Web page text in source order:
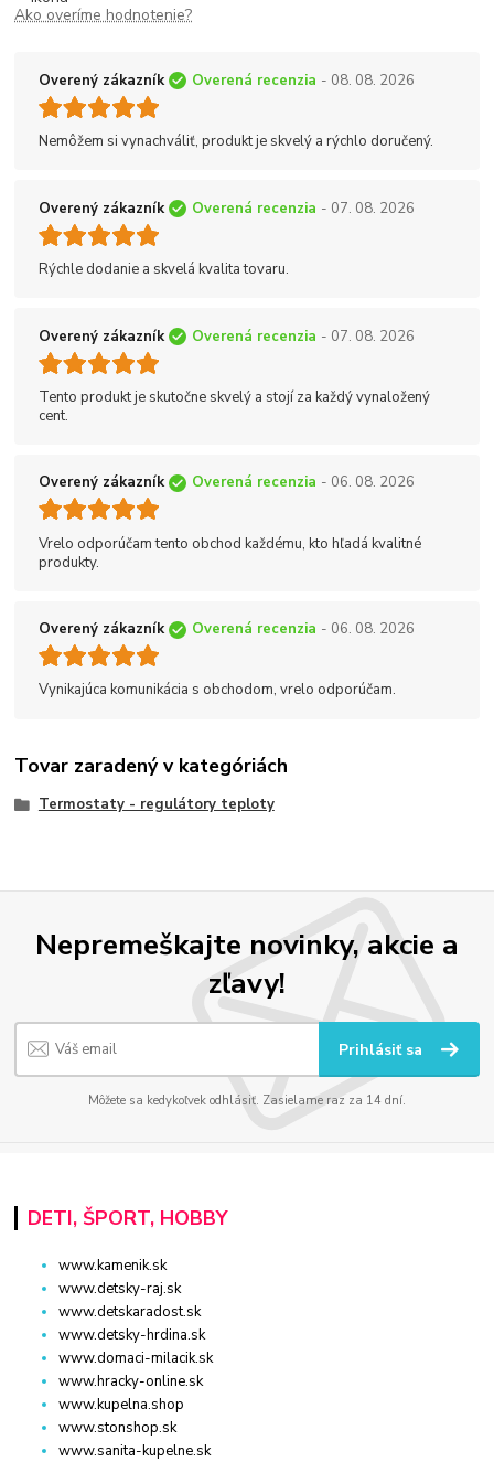
Ako overíme hodnotenie?
Overený zákazník Overená recenzia - 08. 08. 2026
Nemôžem si vynachváliť, produkt je skvelý a rýchlo doručený.
Overený zákazník Overená recenzia - 07. 08. 2026
Rýchle dodanie a skvelá kvalita tovaru.
Overený zákazník Overená recenzia - 07. 08. 2026
Tento produkt je skutočne skvelý a stojí za každý vynaložený
cent.
Overený zákazník Overená recenzia - 06. 08. 2026
Vrelo odporúčam tento obchod každému, kto hľadá kvalitné
produkty.
Overený zákazník Overená recenzia - 06. 08. 2026
Vynikajúca komunikácia s obchodom, vrelo odporúčam.
Tovar zaradený v kategóriách
Termostaty - regulátory teploty
Nepremeškajte novinky, akcie a
zľavy!
Prihlásiť sa
Môžete sa kedykoľvek odhlásiť. Zasielame raz za 14 dní.
DETI, ŠPORT, HOBBY
www.kamenik.sk
www.detsky-raj.sk
www.detskaradost.sk
www.detsky-hrdina.sk
www.domaci-milacik.sk
www.hracky-online.sk
www.kupelna.shop
www.stonshop.sk
www.sanita-kupelne.sk